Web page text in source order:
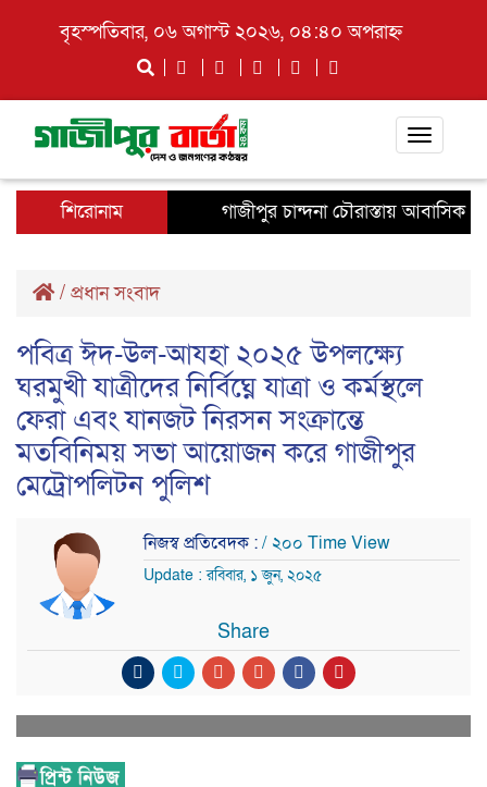
বৃহস্পতিবার, ০৬ অগাস্ট ২০২৬, ০৪:৪০ অপরাহ্ন
Toggle
শিরোনাম
গাজীপুর চান্দনা চৌরাস্তায় আবাসিক
/ প্রধান সংবাদ
পবিত্র ঈদ-উল-আযহা ২০২৫ উপলক্ষ্যে
ঘরমুখী যাত্রীদের নির্বিঘ্নে যাত্রা ও কর্মস্থলে
ফেরা এবং যানজট নিরসন সংক্রান্তে
মতবিনিময় সভা আয়োজন করে গাজীপুর
মেট্রোপলিটন পুলিশ
নিজস্ব প্রতিবেদক :/ ২০০ Time View
Update : রবিবার, ১ জুন, ২০২৫
Share